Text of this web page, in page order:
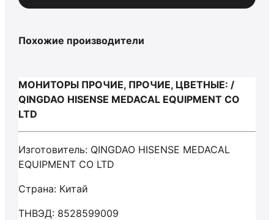
Похожие производители
МОНИТОРЫ ПРОЧИЕ, ПРОЧИЕ, ЦВЕТНЫЕ: /
QINGDAO HISENSE MEDACAL EQUIPMENT CO
LTD
Изготовитель: QINGDAO HISENSE MEDACAL
EQUIPMENT CO LTD
Страна: Китай
ТНВЭД: 8528599009